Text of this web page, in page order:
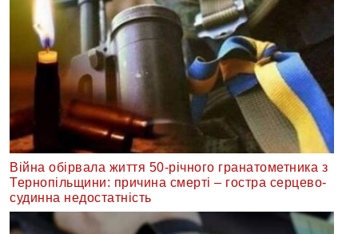
Війна обірвала життя 50-річного гранатометника з
Тернопільщини: причина смерті – гостра серцево-
судинна недостатність